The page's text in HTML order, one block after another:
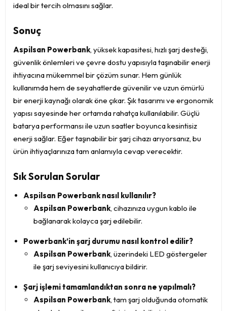
ideal bir tercih olmasını sağlar.
Sonuç
Aspilsan Powerbank, yüksek kapasitesi, hızlı şarj desteği,
güvenlik önlemleri ve çevre dostu yapısıyla taşınabilir enerji
ihtiyacına mükemmel bir çözüm sunar. Hem günlük
kullanımda hem de seyahatlerde güvenilir ve uzun ömürlü
bir enerji kaynağı olarak öne çıkar. Şık tasarımı ve ergonomik
yapısı sayesinde her ortamda rahatça kullanılabilir. Güçlü
batarya performansı ile uzun saatler boyunca kesintisiz
enerji sağlar. Eğer taşınabilir bir şarj cihazı arıyorsanız, bu
ürün ihtiyaçlarınıza tam anlamıyla cevap verecektir.
Sık Sorulan Sorular
Aspilsan Powerbank nasıl kullanılır?
Aspilsan Powerbank, cihazınıza uygun kablo ile
bağlanarak kolayca şarj edilebilir.
Powerbank’in şarj durumu nasıl kontrol edilir?
Aspilsan Powerbank, üzerindeki LED göstergeler
ile şarj seviyesini kullanıcıya bildirir.
Şarj işlemi tamamlandıktan sonra ne yapılmalı?
Aspilsan Powerbank, tam şarj olduğunda otomatik